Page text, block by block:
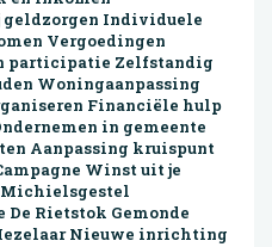
Individuele
Vergoedingen
Zelfstandig
Woning­aanpassing
Financiële hulp
in gemeente
Aanpassing kruispunt
Winst uit je
Rietstok Gemonde
Nieuwe inrichting